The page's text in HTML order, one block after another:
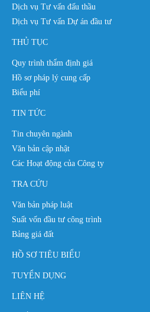
Dịch vụ Tư vấn đấu thầu
Dịch vụ Tư vấn Dự án đầu tư
THỦ TỤC
Quy trình thẩm định giá
Hồ sơ pháp lý cung cấp
Biểu phí
TIN TỨC
Tin chuyên ngành
Văn bản cập nhật
Các Hoạt động của Công ty
TRA CỨU
Văn bản pháp luật
Suất vốn đầu tư công trình
Bảng giá đất
HỒ SƠ TIÊU BIỂU
TUYỂN DỤNG
LIÊN HỆ